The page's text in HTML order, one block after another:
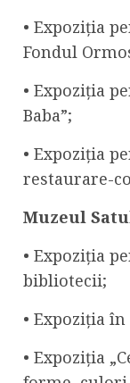
• Expoziția
Fondul
• Expoziția
Baba”;
• Expoziția
restaurare-
Muzeul
• Expoziția
bibliotecii;
• Expoziția
• Expoziția